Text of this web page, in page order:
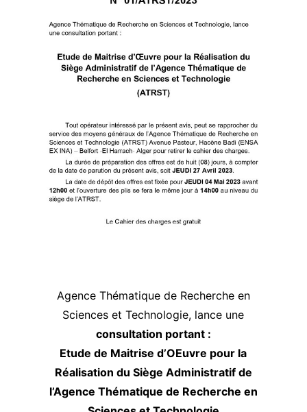
Agence Thématique de Recherche en
Sciences et Technologie, lance une
consultation portant :
Etude de Maitrise d’OEuvre pour la
Réalisation du Siège Administratif de
l’Agence Thématique de Recherche en